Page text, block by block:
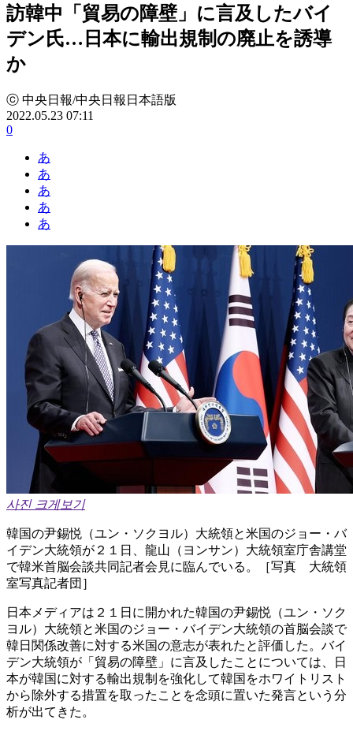
訪韓中「貿易の障壁」に言及したバイ
デン氏…日本に輸出規制の廃止を誘導
か
ⓒ 中央日報/中央日報日本語版
2022.05.23 07:11
0
あ
あ
あ
あ
あ
사진 크게보기
韓国の尹錫悦（ユン・ソクヨル）大統領と米国のジョー・バ
イデン大統領が２１日、龍山（ヨンサン）大統領室庁舎講堂
で韓米首脳会談共同記者会見に臨んでいる。［写真 大統領
室写真記者団］
日本メディアは２１日に開かれた韓国の尹錫悦（ユン・ソク
ヨル）大統領と米国のジョー・バイデン大統領の首脳会談で
韓日関係改善に対する米国の意志が表れたと評価した。バイ
デン大統領が「貿易の障壁」に言及したことについては、日
本が韓国に対する輸出規制を強化して韓国をホワイトリスト
から除外する措置を取ったことを念頭に置いた発言という分
析が出てきた。